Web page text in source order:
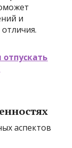
и
отпускать
аспектов